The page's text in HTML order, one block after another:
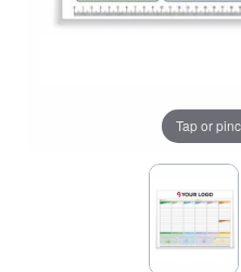
Tap or